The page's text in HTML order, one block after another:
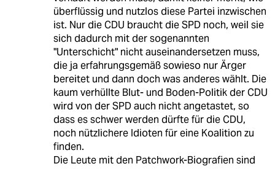
überflüssig und nutzlos diese Partei inzwischen
ist. Nur die CDU braucht die SPD noch, weil sie
sich dadurch mit der sogenannten
"Unterschicht" nicht auseinandersetzen muss,
die ja erfahrungsgemäß sowieso nur Ärger
bereitet und dann doch was anderes wählt. Die
kaum verhüllte Blut- und Boden-Politik der CDU
wird von der SPD auch nicht angetastet, so
dass es schwer werden dürfte für die CDU,
noch nützlichere Idioten für eine Koalition zu
finden.
Die Leute mit den Patchwork-Biografien sind